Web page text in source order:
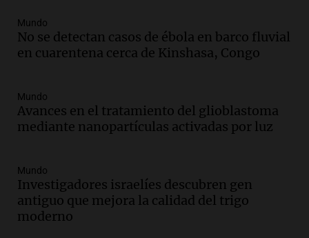
Una mañana para todos
Episodios
Audio.Casabindo se prepara para una
tradicional Toreo de la Vincha
Una mañana para todos
Episodios
hacerle preguntas y nunca regresó"
Una mañana para todos
Episodios
Audio.
Mundo
No se detectan casos de ébola en barco fluvial
en cuarentena cerca de Kinshasa, Congo
Mundo
Avances en el tratamiento del glioblastoma
mediante nanopartículas activadas por luz
Mundo
Investigadores israelíes descubren gen
antiguo que mejora la calidad del trigo
moderno